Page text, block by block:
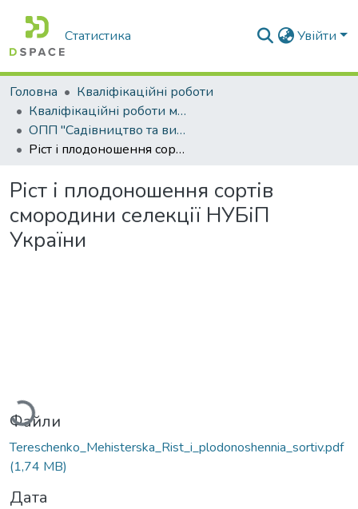
Статистика Увійти
Головна
Кваліфікаційні роботи
Кваліфікаційні роботи магістрів
ОПП "Садівництво та виноградарство"
Ріст і плодоношення сортів смородини селекції НУБіП України
Ріст і плодоношення сортів
смородини селекції НУБіП
України
Файли
Tereschenko_Mehisterska_Rist_i_plodonoshennia_sortiv.pdf
(1,74 MB)
Дата